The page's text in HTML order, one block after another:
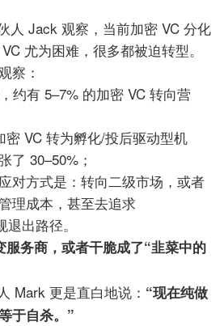
人 Jack 观察，当前加密 VC 分化
尤为困难，很多都被迫转型。
察：
约有 5–7% 的加密 VC 转向营
密 VC 转为孵化/投后驱动型机
了 30–50%；
对方式是：转向二级市场，或者
理成本，甚至去追求
出路径。
服务商，或者干脆成了“韭菜中的
Mark 更是直白地说： “现在纯做
于自杀。”